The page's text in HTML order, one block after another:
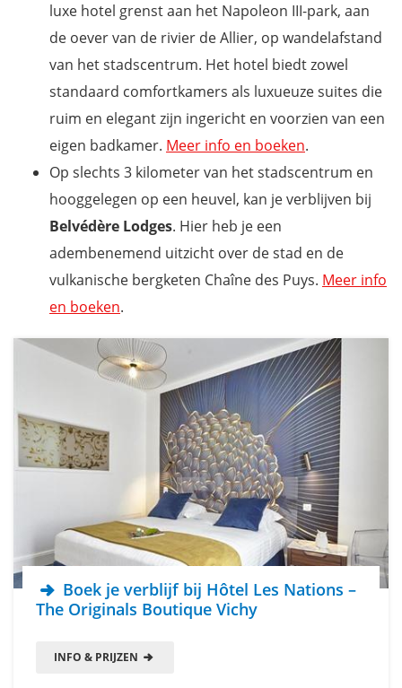
luxe hotel grenst aan het Napoleon III-park, aan
de oever van de rivier de Allier, op wandelafstand
van het stadscentrum. Het hotel biedt zowel
standaard comfortkamers als luxueuze suites die
ruim en elegant zijn ingericht en voorzien van een
eigen badkamer. Meer info en boeken.
Op slechts 3 kilometer van het stadscentrum en
hooggelegen op een heuvel, kan je verblijven bij
Belvédère Lodges. Hier heb je een
adembenemend uitzicht over de stad en de
vulkanische bergketen Chaîne des Puys. Meer info
en boeken.
Boek je verblijf bij Hôtel Les Nations –
The Originals Boutique Vichy
INFO & PRIJZEN